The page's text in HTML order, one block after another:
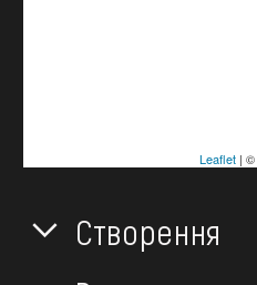
Leaflet| ©
Створення